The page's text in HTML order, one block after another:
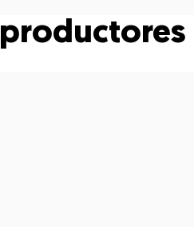
productores